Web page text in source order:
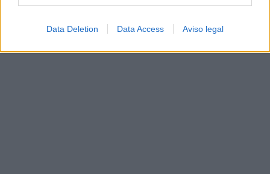
Data Deletion Data Access Aviso legal